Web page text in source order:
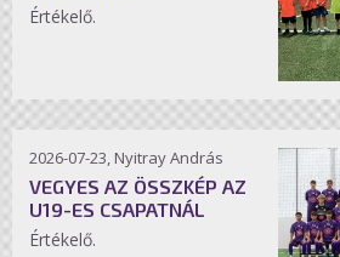
Értékelő.
2026-07-23, Nyitray András
VEGYES AZ ÖSSZKÉP AZ
U19-ES CSAPATNÁL
Értékelő.